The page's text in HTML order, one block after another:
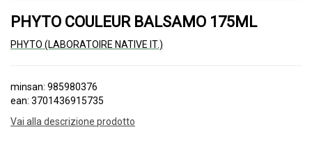
PHYTO COULEUR BALSAMO 175ML
PHYTO (LABORATOIRE NATIVE IT.)
minsan: 985980376
ean: 3701436915735
Vai alla descrizione prodotto